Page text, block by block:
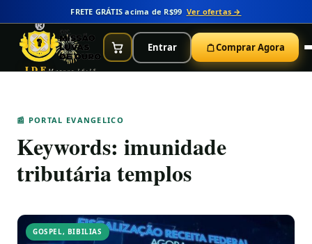
FRETE GRÁTIS acima de R$99 Ver ofertas →
IDEMarcos 16:15
Entrar Comprar Agora
📰 PORTAL EVANGELICO
Keywords: imunidade
tributária templos
GOSPEL, BIBILIAS